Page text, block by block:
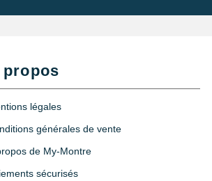
propos
légales
générales de vente
de My-Montre
sécurisés